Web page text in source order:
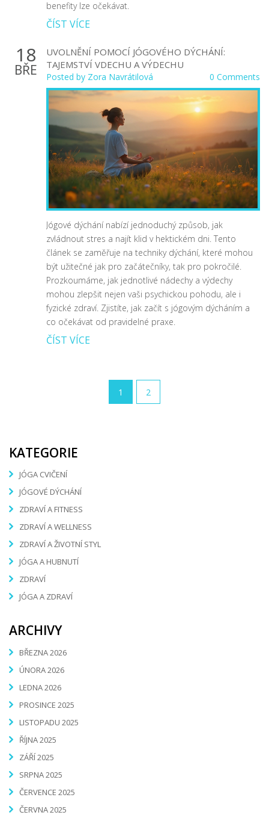
benefity lze očekávat.
ČÍST VÍCE
18
BŘE
UVOLNĚNÍ POMOCÍ JÓGOVÉHO DÝCHÁNÍ:
TAJEMSTVÍ VDECHU A VÝDECHU
Posted by Zora Navrátilová 0 Comments
Jógové dýchání nabízí jednoduchý způsob, jak
zvládnout stres a najít klid v hektickém dni. Tento
článek se zaměřuje na techniky dýchání, které mohou
být užitečné jak pro začátečníky, tak pro pokročilé.
Prozkoumáme, jak jednotlivé nádechy a výdechy
mohou zlepšit nejen vaši psychickou pohodu, ale i
fyzické zdraví. Zjistíte, jak začít s jógovým dýcháním a
co očekávat od pravidelné praxe.
ČÍST VÍCE
1 2
KATEGORIE
JÓGA CVIČENÍ
JÓGOVÉ DÝCHÁNÍ
ZDRAVÍ A FITNESS
ZDRAVÍ A WELLNESS
ZDRAVÍ A ŽIVOTNÍ STYL
JÓGA A HUBNUTÍ
ZDRAVÍ
JÓGA A ZDRAVÍ
ARCHIVY
BŘEZNA 2026
ÚNORA 2026
LEDNA 2026
PROSINCE 2025
LISTOPADU 2025
ŘÍJNA 2025
ZÁŘÍ 2025
SRPNA 2025
ČERVENCE 2025
ČERVNA 2025